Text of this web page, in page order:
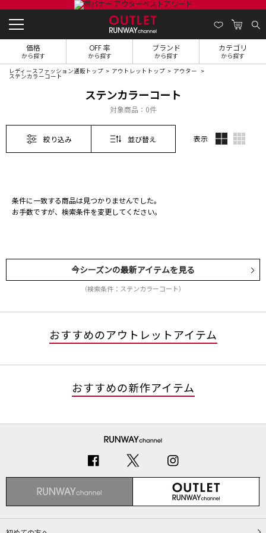
価格
から探す
OFF 率
から探す
ブランド
から探す
カテゴリ
から探す
レディースファッション通販トップ アウトレットトップ アウター
ステンカラーコート
ステンカラーコート
対象商品： 0件
絞り込み 並び替え 表示
条件に一致する商品は見つかりませんでした。
お手数ですが、検索条件を変更してください。
今シーズンの最新アイテムを見る
（検索条件：ステンカラーコート）
おすすめのアウトレットアイテム
おすすめの新作アイテム